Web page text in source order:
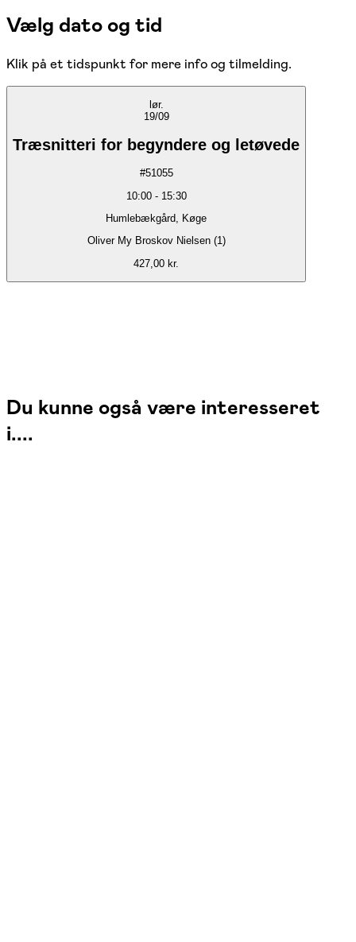
Vælg dato og tid
Klik på et tidspunkt for mere info og tilmelding.
lør.
19/09
Træsnitteri for begyndere og letøvede
#51055
10:00- 15:30
Humlebækgård, Køge
Oliver My Broskov Nielsen (1)
427,00 kr.
Du kunne også være interesseret
i....